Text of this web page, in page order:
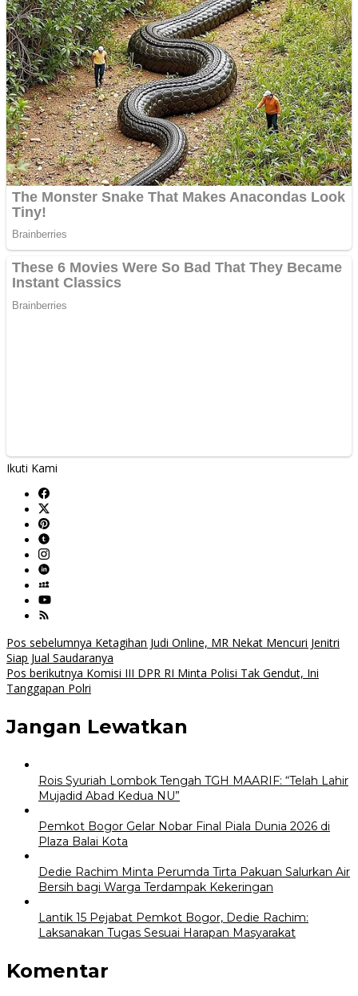
Ikuti Kami
Navigasi
pos
Pos sebelumnya Ketagihan Judi Online, MR Nekat Mencuri Jenitri
Siap Jual Saudaranya
Pos berikutnya Komisi III DPR RI Minta Polisi Tak Gendut, Ini
Tanggapan Polri
Jangan Lewatkan
Rois Syuriah Lombok Tengah TGH MAARIF: “Telah Lahir
Mujadid Abad Kedua NU”
Pemkot Bogor Gelar Nobar Final Piala Dunia 2026 di
Plaza Balai Kota
Dedie Rachim Minta Perumda Tirta Pakuan Salurkan Air
Bersih bagi Warga Terdampak Kekeringan
Lantik 15 Pejabat Pemkot Bogor, Dedie Rachim:
Laksanakan Tugas Sesuai Harapan Masyarakat
Komentar